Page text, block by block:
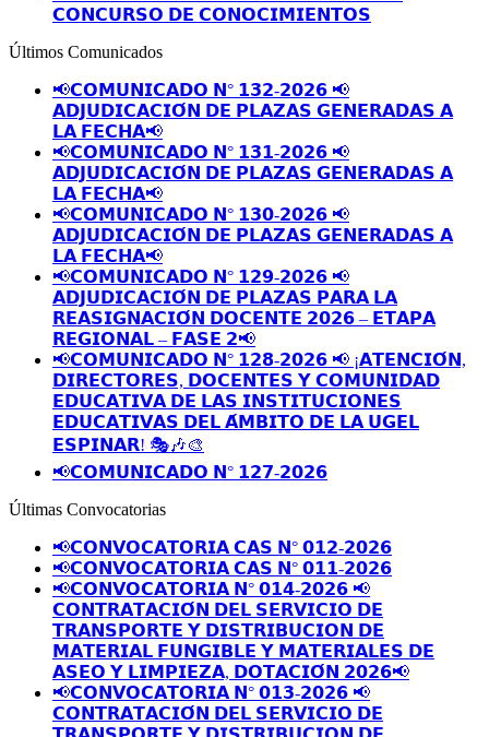
𝗖𝗢𝗡𝗖𝗨𝗥𝗦𝗢 𝗗𝗘 𝗖𝗢𝗡𝗢𝗖𝗜𝗠𝗜𝗘𝗡𝗧𝗢𝗦
Últimos Comunicados
📢𝗖𝗢𝗠𝗨𝗡𝗜𝗖𝗔𝗗𝗢 𝗡° 𝟭𝟯𝟮-𝟮𝟬𝟮𝟲 📢
𝗔𝗗𝗝𝗨𝗗𝗜𝗖𝗔𝗖𝗜𝗢́𝗡 𝗗𝗘 𝗣𝗟𝗔𝗭𝗔𝗦 𝗚𝗘𝗡𝗘𝗥𝗔𝗗𝗔𝗦 𝗔
𝗟𝗔 𝗙𝗘𝗖𝗛𝗔📢
📢𝗖𝗢𝗠𝗨𝗡𝗜𝗖𝗔𝗗𝗢 𝗡° 𝟭𝟯𝟭-𝟮𝟬𝟮𝟲 📢
𝗔𝗗𝗝𝗨𝗗𝗜𝗖𝗔𝗖𝗜𝗢́𝗡 𝗗𝗘 𝗣𝗟𝗔𝗭𝗔𝗦 𝗚𝗘𝗡𝗘𝗥𝗔𝗗𝗔𝗦 𝗔
𝗟𝗔 𝗙𝗘𝗖𝗛𝗔📢
📢𝗖𝗢𝗠𝗨𝗡𝗜𝗖𝗔𝗗𝗢 𝗡° 𝟭𝟯𝟬-𝟮𝟬𝟮𝟲 📢
𝗔𝗗𝗝𝗨𝗗𝗜𝗖𝗔𝗖𝗜𝗢́𝗡 𝗗𝗘 𝗣𝗟𝗔𝗭𝗔𝗦 𝗚𝗘𝗡𝗘𝗥𝗔𝗗𝗔𝗦 𝗔
𝗟𝗔 𝗙𝗘𝗖𝗛𝗔📢
📢𝗖𝗢𝗠𝗨𝗡𝗜𝗖𝗔𝗗𝗢 𝗡° 𝟭𝟮𝟵-𝟮𝟬𝟮𝟲 📢
𝗔𝗗𝗝𝗨𝗗𝗜𝗖𝗔𝗖𝗜𝗢́𝗡 𝗗𝗘 𝗣𝗟𝗔𝗭𝗔𝗦 𝗣𝗔𝗥𝗔 𝗟𝗔
𝗥𝗘𝗔𝗦𝗜𝗚𝗡𝗔𝗖𝗜𝗢́𝗡 𝗗𝗢𝗖𝗘𝗡𝗧𝗘 𝟮𝟬𝟮𝟲 – 𝗘𝗧𝗔𝗣𝗔
𝗥𝗘𝗚𝗜𝗢𝗡𝗔𝗟 – 𝗙𝗔𝗦𝗘 𝟮📢
📢𝗖𝗢𝗠𝗨𝗡𝗜𝗖𝗔𝗗𝗢 𝗡° 𝟭𝟮𝟴-𝟮𝟬𝟮𝟲 📢 ¡𝗔𝗧𝗘𝗡𝗖𝗜𝗢́𝗡,
𝗗𝗜𝗥𝗘𝗖𝗧𝗢𝗥𝗘𝗦, 𝗗𝗢𝗖𝗘𝗡𝗧𝗘𝗦 𝗬 𝗖𝗢𝗠𝗨𝗡𝗜𝗗𝗔𝗗
𝗘𝗗𝗨𝗖𝗔𝗧𝗜𝗩𝗔 𝗗𝗘 𝗟𝗔𝗦 𝗜𝗡𝗦𝗧𝗜𝗧𝗨𝗖𝗜𝗢𝗡𝗘𝗦
𝗘𝗗𝗨𝗖𝗔𝗧𝗜𝗩𝗔𝗦 𝗗𝗘𝗟 𝗔́𝗠𝗕𝗜𝗧𝗢 𝗗𝗘 𝗟𝗔 𝗨𝗚𝗘𝗟
𝗘𝗦𝗣𝗜𝗡𝗔𝗥! 🎭🎶🎨
📢𝗖𝗢𝗠𝗨𝗡𝗜𝗖𝗔𝗗𝗢 𝗡° 𝟭𝟮𝟳-𝟮𝟬𝟮𝟲
Últimas Convocatorias
📢𝗖𝗢𝗡𝗩𝗢𝗖𝗔𝗧𝗢𝗥𝗜𝗔 𝗖𝗔𝗦 𝗡° 𝟬𝟭𝟮-𝟮𝟬𝟮𝟲
📢𝗖𝗢𝗡𝗩𝗢𝗖𝗔𝗧𝗢𝗥𝗜𝗔 𝗖𝗔𝗦 𝗡° 𝟬𝟭𝟭-𝟮𝟬𝟮𝟲
📢𝗖𝗢𝗡𝗩𝗢𝗖𝗔𝗧𝗢𝗥𝗜𝗔 𝗡° 𝟬𝟭𝟰-𝟮𝟬𝟮𝟲 📢
𝗖𝗢𝗡𝗧𝗥𝗔𝗧𝗔𝗖𝗜𝗢́𝗡 𝗗𝗘𝗟 𝗦𝗘𝗥𝗩𝗜𝗖𝗜𝗢 𝗗𝗘
𝗧𝗥𝗔𝗡𝗦𝗣𝗢𝗥𝗧𝗘 𝗬 𝗗𝗜𝗦𝗧𝗥𝗜𝗕𝗨𝗖𝗜𝗢𝗡 𝗗𝗘
𝗠𝗔𝗧𝗘𝗥𝗜𝗔𝗟 𝗙𝗨𝗡𝗚𝗜𝗕𝗟𝗘 𝗬 𝗠𝗔𝗧𝗘𝗥𝗜𝗔𝗟𝗘𝗦 𝗗𝗘
𝗔𝗦𝗘𝗢 𝗬 𝗟𝗜𝗠𝗣𝗜𝗘𝗭𝗔, 𝗗𝗢𝗧𝗔𝗖𝗜𝗢́𝗡 𝟮𝟬𝟮𝟲📢
📢𝗖𝗢𝗡𝗩𝗢𝗖𝗔𝗧𝗢𝗥𝗜𝗔 𝗡° 𝟬𝟭𝟯-𝟮𝟬𝟮𝟲 📢
𝗖𝗢𝗡𝗧𝗥𝗔𝗧𝗔𝗖𝗜𝗢́𝗡 𝗗𝗘𝗟 𝗦𝗘𝗥𝗩𝗜𝗖𝗜𝗢 𝗗𝗘